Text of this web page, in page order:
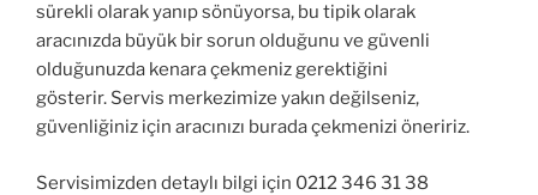
sürekli olarak yanıp sönüyorsa, bu tipik olarak
aracınızda büyük bir sorun olduğunu ve güvenli
olduğunuzda kenara çekmeniz gerektiğini
gösterir. Servis merkezimize yakın değilseniz,
güvenliğiniz için aracınızı burada çekmenizi öneririz.
Servisimizden detaylı bilgi için 0212 346 31 38